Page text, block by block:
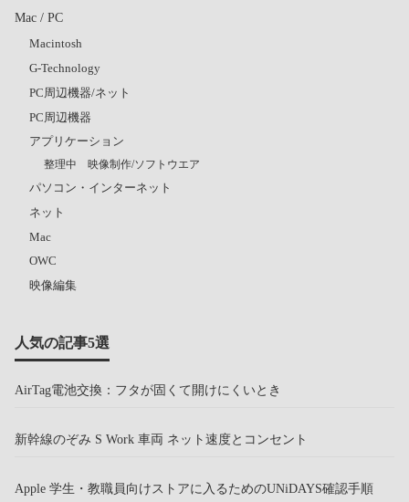
Mac / PC
Macintosh
G-Technology
PC周辺機器/ネット
PC周辺機器
アプリケーション
整理中 映像制作/ソフトウエア
パソコン・インターネット
ネット
Mac
OWC
映像編集
人気の記事5選
AirTag電池交換：フタが固くて開けにくいとき
新幹線のぞみ S Work 車両 ネット速度とコンセント
Apple 学生・教職員向けストアに入るためのUNiDAYS確認手順